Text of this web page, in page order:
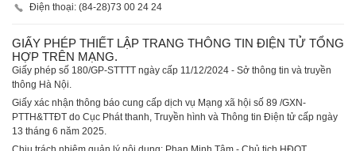
Điện thoại: (84-28)73 00 24 24
GIẤY PHÉP THIẾT LẬP TRANG THÔNG TIN ĐIỆN TỬ TỔNG
HỢP TRÊN MẠNG.
Giấy phép số 180/GP-STTTT ngày cấp 11/12/2024 - Sở thông tin và truyền
thông Hà Nội.
Giấy xác nhận thông báo cung cấp dịch vụ Mạng xã hội số 89 /GXN-
PTTH&TTĐT do Cục Phát thanh, Truyền hình và Thông tin Điện tử cấp ngày
13 tháng 6 năm 2025.